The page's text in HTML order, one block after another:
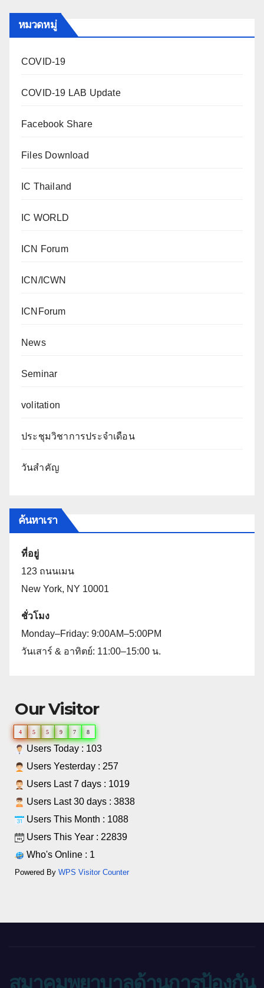
หมวดหมู่
COVID-19
COVID-19 LAB Update
Facebook Share
Files Download
IC Thailand
IC WORLD
ICN Forum
ICN/ICWN
ICNForum
News
Seminar
volitation
ประชุมวิชาการประจำเดือน
วันสำคัญ
ค้นหาเรา
ที่อยู่
123 ถนนเมน
New York, NY 10001
ชั่วโมง
Monday–Friday: 9:00AM–5:00PM
วันเสาร์ & อาทิตย์: 11:00–15:00 น.
Our Visitor
4 5 5 9 7 8
Users Today : 103
Users Yesterday : 257
Users Last 7 days : 1019
Users Last 30 days : 3838
Users This Month : 1088
Users This Year : 22839
Who's Online : 1
Powered By WPS Visitor Counter
สมาคมพยาบาลด้านการป้องกัน